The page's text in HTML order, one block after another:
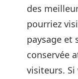
des
pourriez
paysage et
conservée
visiteurs. Si